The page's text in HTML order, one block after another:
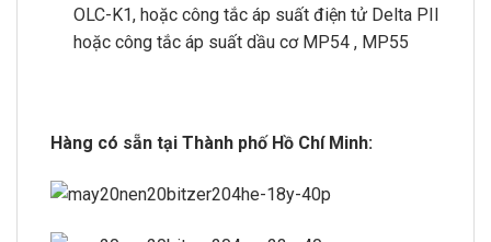
OLC-K1, hoặc công tắc áp suất điện tử Delta PII
hoặc công tắc áp suất dầu cơ MP54 , MP55
Hàng có sẵn tại Thành phố Hồ Chí Minh: